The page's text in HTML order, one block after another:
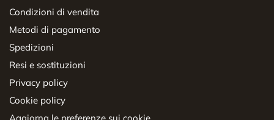
Condizioni di vendita
Metodi di pagamento
Spedizioni
Resi e sostituzioni
Privacy policy
Cookie policy